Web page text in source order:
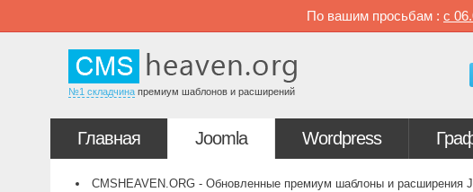
По вашим просьбам : с
№1 складчина премиум шаблонов и расширений
Главная Joomla Wordpress
CMSHEAVEN.ORG - Обновленные премиум шаблоны и расширения